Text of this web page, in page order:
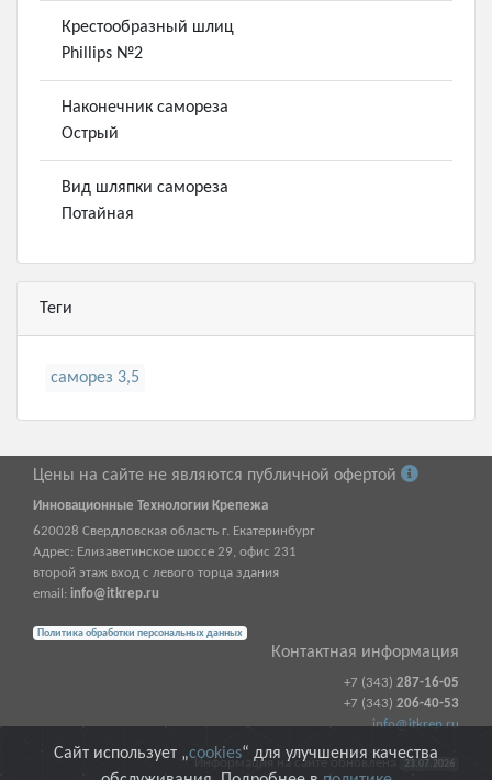
Крестообразный шлиц
Phillips №2
Наконечник самореза
Острый
Вид шляпки самореза
Потайная
Теги
саморез 3,5
Цены на сайте не являются публичной офертой
Инновационные Технологии Крепежа
620028 Свердловская область г. Екатеринбург
Адрес: Елизаветинское шоссе 29, офис 231
второй этаж вход с левого торца здания
email: info@itkrep.ru
Политика обработки персональных данных
Контактная информация
+7 (343) 287-16-05
+7 (343) 206-40-53
info@itkrep.ru
Информация на сайте обновлена 23.07.2026
Сайт использует „cookies“ для улучшения качества